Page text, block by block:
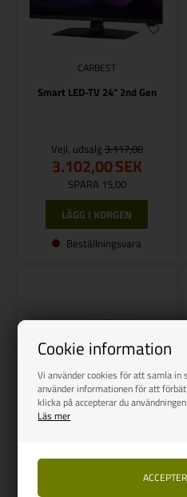
Cookie information
Vi använder cookies för att samla
använder informationen för att
klicka på accepterar du
Läs mer
CARBEST
Smart LED-TV 24" 2nd Gen
Vejl. udsalg 3.117,00
3.102,00SEK
SPARA 15,00
Beställningsvara
Trådlös Bluetooth-högtalare